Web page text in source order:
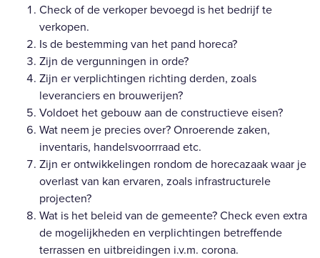
Check of de verkoper bevoegd is het bedrijf te
verkopen.
Is de bestemming van het pand horeca?
Zijn de vergunningen in orde?
Zijn er verplichtingen richting derden, zoals
leveranciers en brouwerijen?
Voldoet het gebouw aan de constructieve eisen?
Wat neem je precies over? Onroerende zaken,
inventaris, handelsvoorrraad etc.
Zijn er ontwikkelingen rondom de horecazaak waar je
overlast van kan ervaren, zoals infrastructurele
projecten?
Wat is het beleid van de gemeente? Check even extra
de mogelijkheden en verplichtingen betreffende
terrassen en uitbreidingen i.v.m. corona.